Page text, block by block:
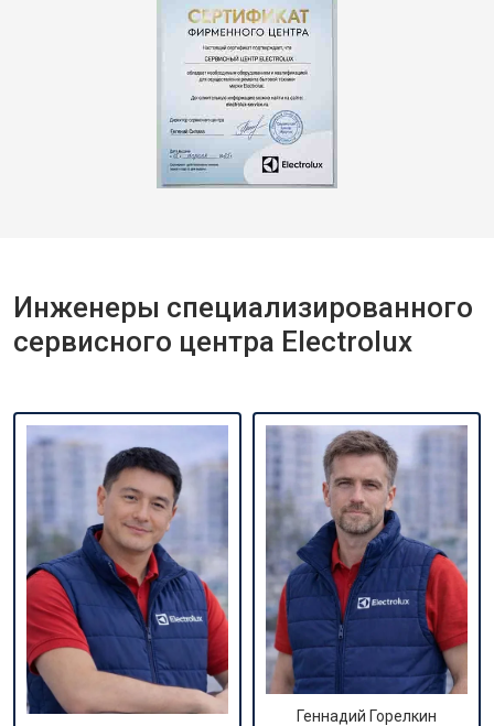
Инженеры специализированного
сервисного центра Electrolux
Геннадий Горелкин